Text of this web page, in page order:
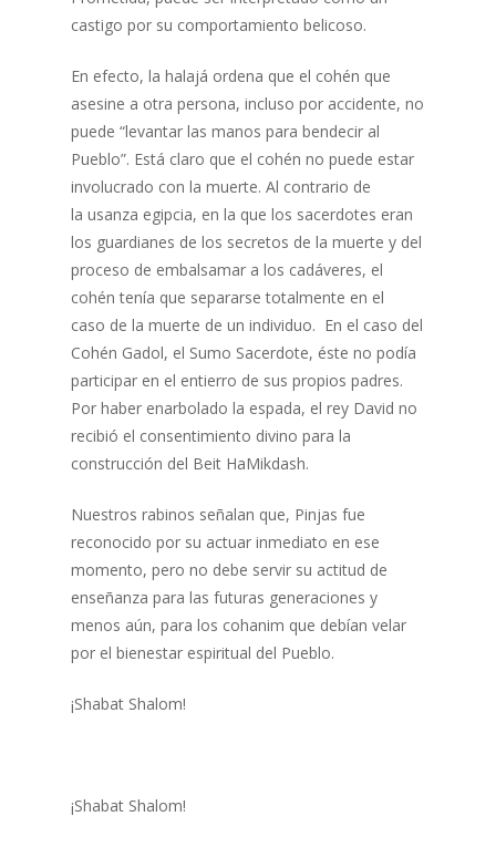
castigo por su comportamiento belicoso.
En efecto, la halajá ordena que el cohén que
asesine a otra persona, incluso por accidente, no
puede “levantar las manos para bendecir al
Pueblo”. Está claro que el cohén no puede estar
involucrado con la muerte. Al contrario de
la usanza egipcia, en la que los sacerdotes eran
los guardianes de los secretos de la muerte y del
proceso de embalsamar a los cadáveres, el
cohén tenía que separarse totalmente en el
caso de la muerte de un individuo. En el caso del
Cohén Gadol, el Sumo Sacerdote, éste no podía
participar en el entierro de sus propios padres.
Por haber enarbolado la espada, el rey David no
recibió el consentimiento divino para la
construcción del Beit HaMikdash.
Nuestros rabinos señalan que, Pinjas fue
reconocido por su actuar inmediato en ese
momento, pero no debe servir su actitud de
enseñanza para las futuras generaciones y
menos aún, para los cohanim que debían velar
por el bienestar espiritual del Pueblo.
¡Shabat Shalom!
¡Shabat Shalom!